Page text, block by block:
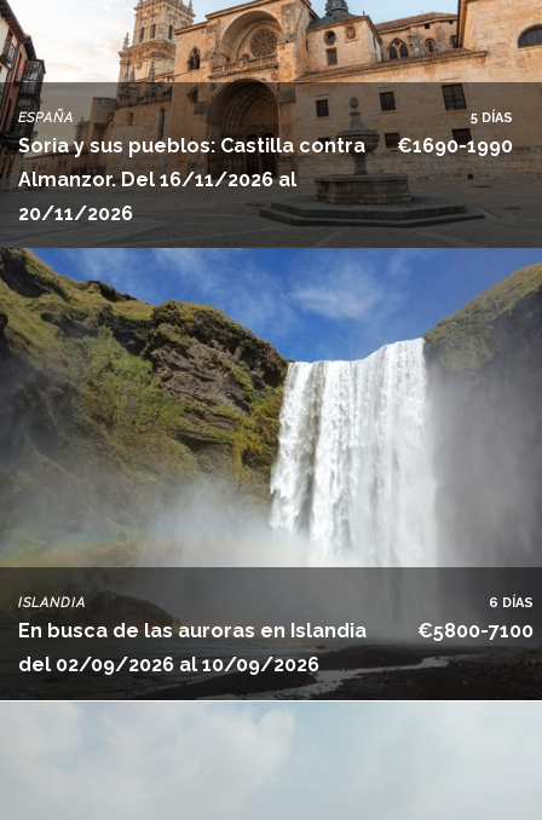
ESPAÑA
Soria y sus pueblos: Castilla contra
Almanzor. Del 16/11/2026 al
20/11/2026
5 DÍAS
€1690-1990
ISLANDIA
En busca de las auroras en Islandia
del 02/09/2026 al 10/09/2026
6 DÍAS
€5800-7100